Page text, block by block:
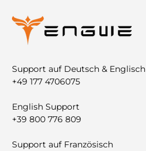
Support auf Deutsch & Englisch
+49 177 4706075
English Support
+39 800 776 809
Support auf Französisch